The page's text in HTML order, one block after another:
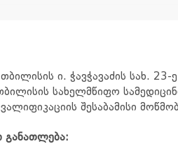
ი. ჭავჭავაძის სახ.
სახელმწიფო
შესაბამისი
განათლება: